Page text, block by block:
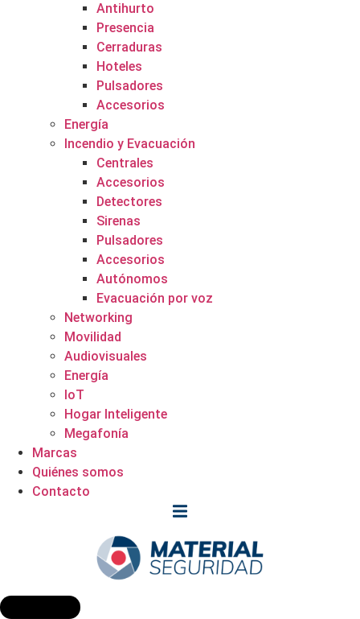
Antihurto
Presencia
Cerraduras
Hoteles
Pulsadores
Accesorios
Energía
Incendio y Evacuación
Centrales
Accesorios
Detectores
Sirenas
Pulsadores
Accesorios
Autónomos
Evacuación por voz
Networking
Movilidad
Audiovisuales
Energía
IoT
Hogar Inteligente
Megafonía
Marcas
Quiénes somos
Contacto